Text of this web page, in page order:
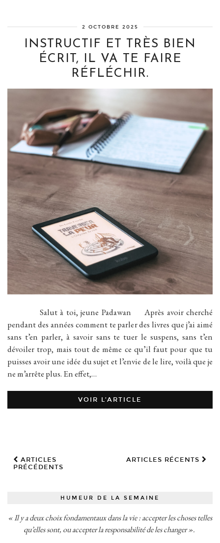
2 OCTOBRE 2025
INSTRUCTIF ET TRÈS BIEN
ÉCRIT, IL VA TE FAIRE
RÉFLÉCHIR.
Salut à toi, jeune Padawan Après avoir cherché
pendant des années comment te parler des livres que j’ai aimé
sans t’en parler, à savoir sans te tuer le suspens, sans t’en
dévoiler trop, mais tout de même ce qu’il faut pour que tu
puisses avoir une idée du sujet et l’envie de le lire, voilà que je
ne m’arrête plus. En effet,…
VOIR L’ARTICLE
ARTICLES
PRÉCÉDENTS
ARTICLES RÉCENTS
HUMEUR DE LA SEMAINE
« Il y a deux choix fondamentaux dans la vie : accepter les choses telles
qu’elles sont, ou accepter la responsabilité de les changer ».